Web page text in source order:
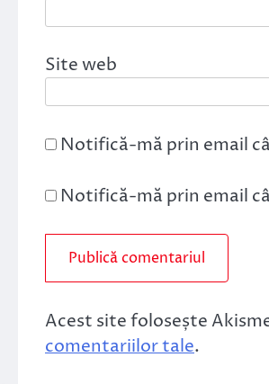
Site web
Notifică-mă prin email
Notifică-mă prin email
Acest site folosește
comentariilor tale.